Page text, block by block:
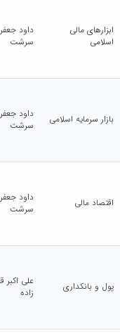
ابزارهای مالی
اسلامی
داود
سرشت
بازار سرمایه اسلامی
داود
سرشت
اقتصاد مالی
داود
سرشت
پول و بانکداری
علی اکبر
زاده